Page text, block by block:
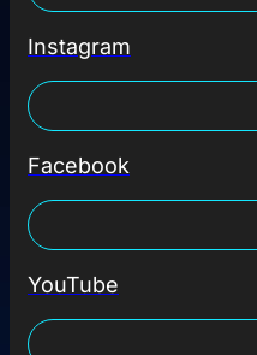
Instagram
Facebook
YouTube